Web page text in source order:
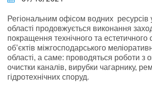
Регіональним офісом водних ресурсів
області продовжується виконання
покращення технічного та естетичного
об’єктів міжгосподарського
області, а саме: проводяться роботи з
очистки каналів, вирубки чагарнику,
гідротехнічних споруд.